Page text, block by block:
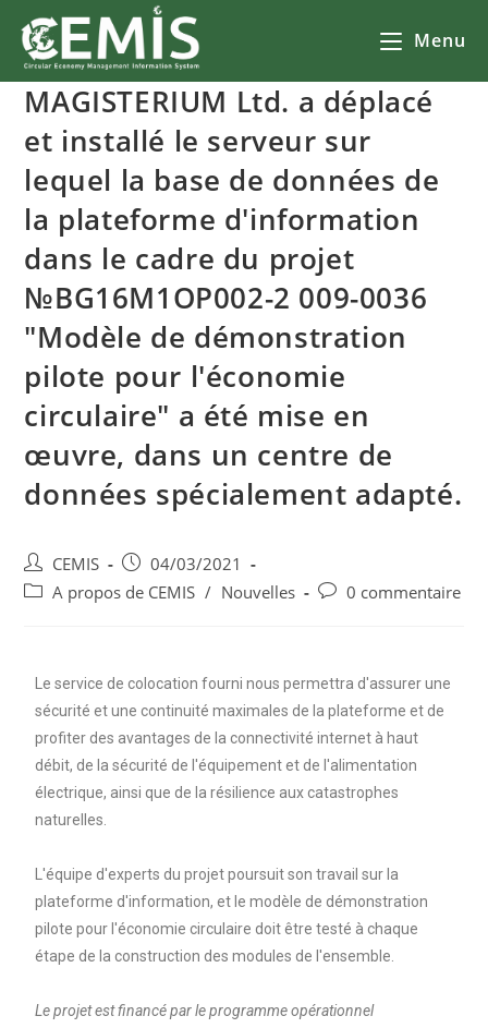
Menu
MAGISTERIUM Ltd. a déplacé
et installé le serveur sur
lequel la base de données de
la plateforme d'information
dans le cadre du projet
№BG16M1OP002-2 009-0036
"Modèle de démonstration
pilote pour l'économie
circulaire" a été mise en
œuvre, dans un centre de
données spécialement adapté.
CEMIS
04/03/2021
A propos de CEMIS / Nouvelles 0 commentaire
Le service de colocation fourni nous permettra d'assurer une
sécurité et une continuité maximales de la plateforme et de
profiter des avantages de la connectivité internet à haut
débit, de la sécurité de l'équipement et de l'alimentation
électrique, ainsi que de la résilience aux catastrophes
naturelles.
L'équipe d'experts du projet poursuit son travail sur la
plateforme d'information, et le modèle de démonstration
pilote pour l'économie circulaire doit être testé à chaque
étape de la construction des modules de l'ensemble.
Le projet est financé par le programme opérationnel